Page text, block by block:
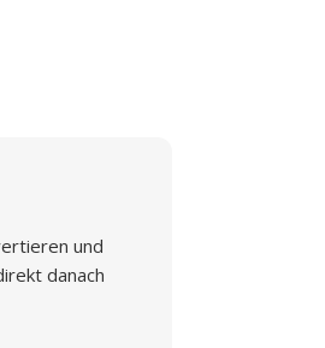
und
danach